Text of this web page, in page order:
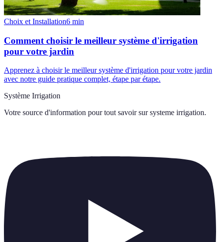
Choix et Installation6 min
Comment choisir le meilleur système d'irrigation
pour votre jardin
Apprenez à choisir le meilleur système d'irrigation pour votre jardin
avec notre guide pratique complet, étape par étape.
Système Irrigation
Votre source d'information pour tout savoir sur systeme irrigation.